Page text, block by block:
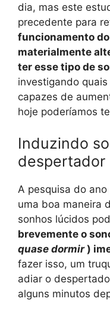
dia, mas este
precedente para
funcionamento
materialmente
ter esse tipo de
investigando
capazes de
hoje poderíamos
Induzindo
despertador
A pesquisa do
uma boa maneira
sonhos lúcidos
brevemente o
quase dormir)
fazer isso, um
adiar o
alguns minutos